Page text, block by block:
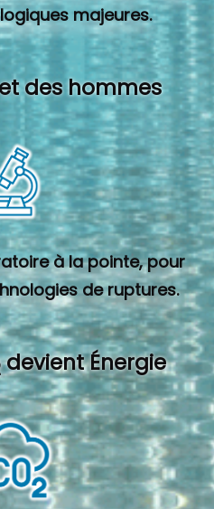
majeures.
des hommes
à la pointe, pour
de ruptures.
devient Énergie